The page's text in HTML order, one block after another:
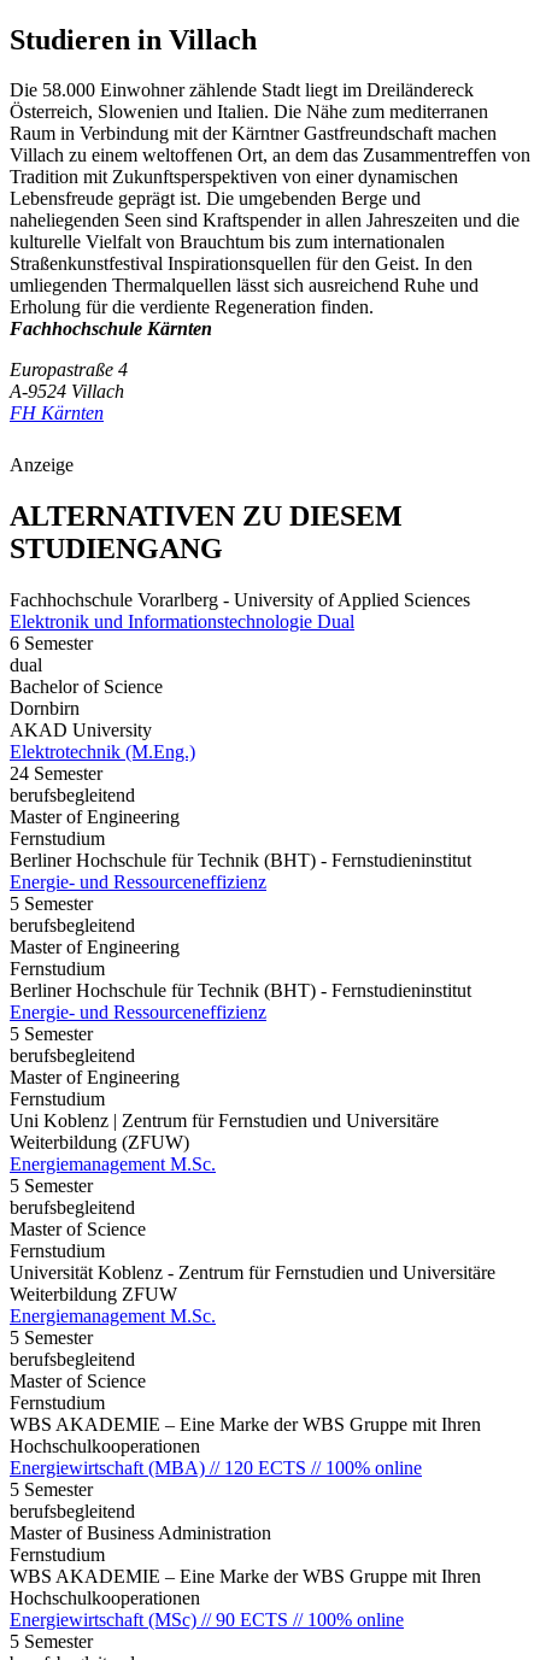
Studieren in Villach
Die 58.000 Einwohner zählende Stadt liegt im Dreiländereck
Österreich, Slowenien und Italien. Die Nähe zum mediterranen
Raum in Verbindung mit der Kärntner Gastfreundschaft machen
Villach zu einem weltoffenen Ort, an dem das Zusammentreffen von
Tradition mit Zukunftsperspektiven von einer dynamischen
Lebensfreude geprägt ist. Die umgebenden Berge und
naheliegenden Seen sind Kraftspender in allen Jahreszeiten und die
kulturelle Vielfalt von Brauchtum bis zum internationalen
Straßenkunstfestival Inspirationsquellen für den Geist. In den
umliegenden Thermalquellen lässt sich ausreichend Ruhe und
Erholung für die verdiente Regeneration finden.
Fachhochschule Kärnten
Europastraße 4
A-9524 Villach
FH Kärnten
Anzeige
ALTERNATIVEN ZU DIESEM
STUDIENGANG
Fachhochschule Vorarlberg - University of Applied Sciences
Elektronik und Informationstechnologie Dual
6 Semester
dual
Bachelor of Science
Dornbirn
AKAD University
Elektrotechnik (M.Eng.)
24 Semester
berufsbegleitend
Master of Engineering
Fernstudium
Berliner Hochschule für Technik (BHT) - Fernstudieninstitut
Energie- und Ressourceneffizienz
5 Semester
berufsbegleitend
Master of Engineering
Fernstudium
Berliner Hochschule für Technik (BHT) - Fernstudieninstitut
Energie- und Ressourceneffizienz
5 Semester
berufsbegleitend
Master of Engineering
Fernstudium
Uni Koblenz | Zentrum für Fernstudien und Universitäre
Weiterbildung (ZFUW)
Energiemanagement M.Sc.
5 Semester
berufsbegleitend
Master of Science
Fernstudium
Universität Koblenz - Zentrum für Fernstudien und Universitäre
Weiterbildung ZFUW
Energiemanagement M.Sc.
5 Semester
berufsbegleitend
Master of Science
Fernstudium
WBS AKADEMIE – Eine Marke der WBS Gruppe mit Ihren
Hochschulkooperationen
Energiewirtschaft (MBA) // 120 ECTS // 100% online
5 Semester
berufsbegleitend
Master of Business Administration
Fernstudium
WBS AKADEMIE – Eine Marke der WBS Gruppe mit Ihren
Hochschulkooperationen
Energiewirtschaft (MSc) // 90 ECTS // 100% online
5 Semester